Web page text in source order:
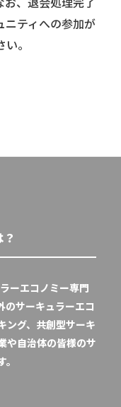
お、退会処理完了
ニティへの参加が
。
ーエコノミー専門
のサーキュラーエコ
ング、共創型サーキ
や自治体の皆様のサ